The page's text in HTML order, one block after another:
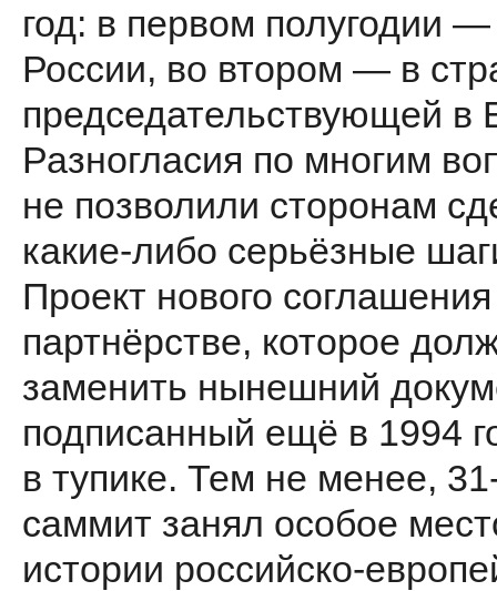
год: в первом полугодии
России, во втором — в
председательствующей в
Разногласия по многим
не позволили сторонам
какие-либо серьёзные
Проект нового
партнёрстве, которое
заменить нынешний
подписанный ещё в 1994
в тупике. Тем не менее,
саммит занял особое
истории российско-